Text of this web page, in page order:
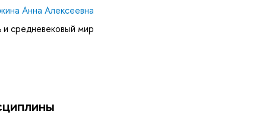
Анна Алексеевна
и средневековый мир